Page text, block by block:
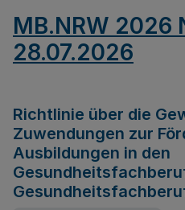
MB.NRW 2026
28.07.2026
Richtlinie über die
Zuwendungen zur
Ausbildungen in den